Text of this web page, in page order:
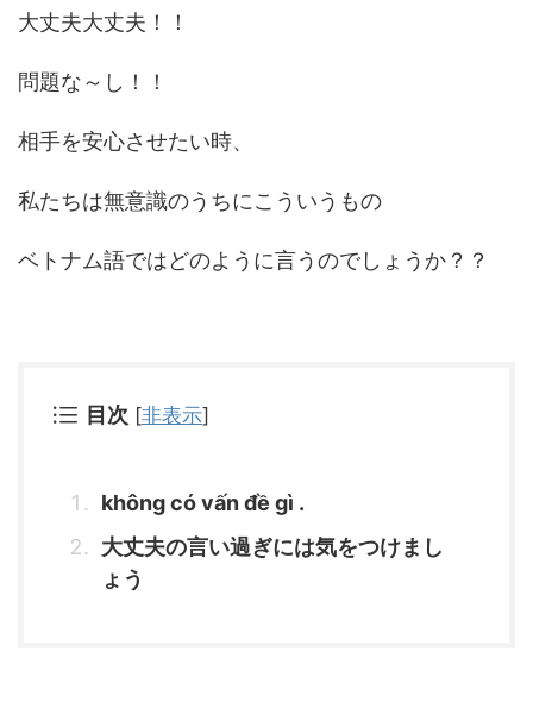
大丈夫大丈夫！！
問題な～し！！
相手を安心させたい時、
私たちは無意識のうちにこういうもの
ベトナム語ではどのように言うのでしょうか？？
目次 [非表示]
không có vấn đề gì .
大丈夫の言い過ぎには気をつけまし
ょう